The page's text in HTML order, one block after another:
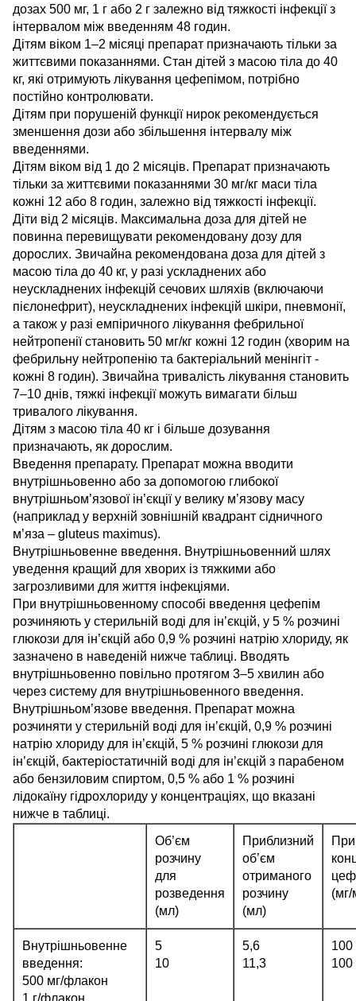
дозах 500 мг, 1 г або 2 г залежно від тяжкості інфекції з
інтервалом між введенням 48 годин.
Дітям віком 1–2 місяці препарат призначають тільки за
життєвими показаннями. Стан дітей з масою тіла до 40
кг, які отримують лікування цефепімом, потрібно
постійно контролювати.
Дітям при порушеній функції нирок рекомендується
зменшення дози або збільшення інтервалу між
введеннями.
Дітям віком від 1 до 2 місяців. Препарат призначають
тільки за життєвими показаннями 30 мг/кг маси тіла
кожні 12 або 8 годин, залежно від тяжкості інфекції.
Діти від 2 місяців. Максимальна доза для дітей не
повинна перевищувати рекомендовану дозу для
дорослих. Звичайна рекомендована доза для дітей з
масою тіла до 40 кг, у разі ускладнених або
неускладнених інфекцій сечових шляхів (включаючи
пієлонефрит), неускладнених інфекцій шкіри, пневмонії,
а також у разі емпіричного лікування фебрильної
нейтропенії становить 50 мг/кг кожні 12 годин (хворим на
фебрильну нейтропенію та бактеріальний менінгіт -
кожні 8 годин). Звичайна тривалість лікування становить
7–10 днів, тяжкі інфекції можуть вимагати більш
тривалого лікування.
Дітям з масою тіла 40 кг і більше дозування
призначають, як дорослим.
Введення препарату. Препарат можна вводити
внутрішньовенно або за допомогою глибокої
внутрішньом’язової ін’єкції у велику м’язову масу
(наприклад у верхній зовнішній квадрант сідничного
м’яза – gluteus maximus).
Внутрішньовенне введення. Внутрішньовенний шлях
уведення кращий для хворих із тяжкими або
загрозливими для життя інфекціями.
При внутрішньовенному способі введення цефепім
розчиняють у стерильній воді для ін’єкцій, у 5 % розчині
глюкози для ін’єкцій або 0,9 % розчині натрію хлориду, як
зазначено в наведеній нижче таблиці. Вводять
внутрішньовенно повільно протягом 3–5 хвилин або
через систему для внутрішньовенного введення.
Внутрішньом’язове введення. Препарат можна
розчиняти у стерильній воді для ін’єкцій, 0,9 % розчині
натрію хлориду для ін’єкцій, 5 % розчині глюкози для
ін’єкцій, бактеріостатичній воді для ін’єкцій з парабеном
або бензиловим спиртом, 0,5 % або 1 % розчині
лідокаїну гідрохлориду у концентраціях, що вказані
нижче в таблиці.
Об’єм
розчину
для
розведення
(мл)
Приблизний
об’єм
отриманого
розчину
(мл)
Внутрішньовенне
введення:
500 мг/флакон
5
10
5,6
11,3
100
100